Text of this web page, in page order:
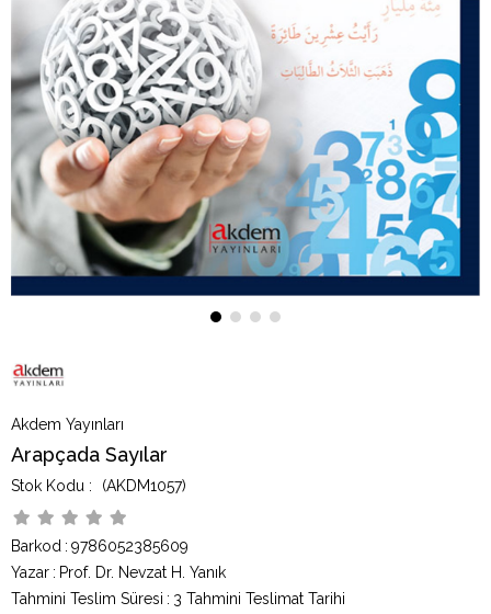
Akdem Yayınları
Arapçada Sayılar
(AKDM1057)
Barkod : 9786052385609
Yazar : Prof. Dr. Nevzat H. Yanık
Tahmini Teslim Süresi : 3 Tahmini Teslimat Tarihi